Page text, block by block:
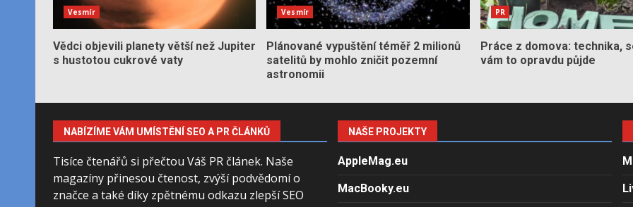
Vesmír
Vědci objevili planety větší než Jupiter
s hustotou cukrové vaty
Vesmír
Plánované vypuštění téměř 2 milionů
satelitů by mohlo zničit pozemní
astronomii
PR
Práce z domova: technika,
vám to opravdu půjde
NABÍZÍME VÁM UMÍSTĚNÍ SEO A PR ČLÁNKŮ
Tisíce čtenářů si přečtou Váš PR článek. Naše
magazíny přinesou čtenost, zvýší podvědomí o
značce a také díky zpětnému odkazu zlepší SEO
NAŠE PROJEKTY
AppleMag.eu
MacBooky.eu